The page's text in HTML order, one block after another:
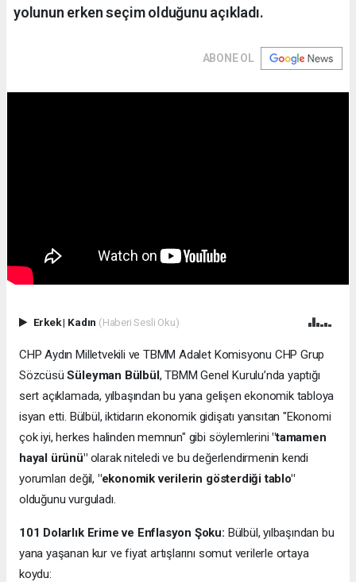
yolunun erken seçim olduğunu açıkladı.
ABONE OL
Erkek| Kadın (Haberi Sesli Oku)
CHP Aydın Milletvekili ve TBMM Adalet Komisyonu CHP Grup
SözcüsüSüleyman Bülbül, TBMM Genel Kurulu’nda yaptığı
sert açıklamada, yılbaşından bu yana gelişen ekonomik tabloya
isyan etti. Bülbül, iktidarın ekonomik gidişatı yansıtan "Ekonomi
çok iyi, herkes halinden memnun" gibi söylemlerini"tamamen
hayal ürünü"olarak niteledi ve bu değerlendirmenin kendi
yorumları değil, "ekonomik verilerin gösterdiği tablo"
olduğunu vurguladı.
101 Dolarlık Erime ve Enflasyon Şoku: Bülbül, yılbaşından bu
yana yaşanan kur ve fiyat artışlarını somut verilerle ortaya
koydu: